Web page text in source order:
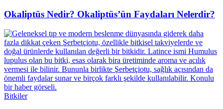
Okaliptüs Nedir? Okaliptüs’ün Faydaları Nelerdir?
Bitkiler